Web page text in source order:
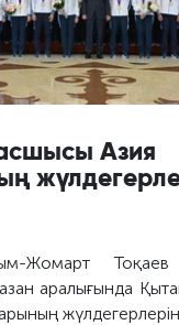
Азия
Жомарт
аралығында